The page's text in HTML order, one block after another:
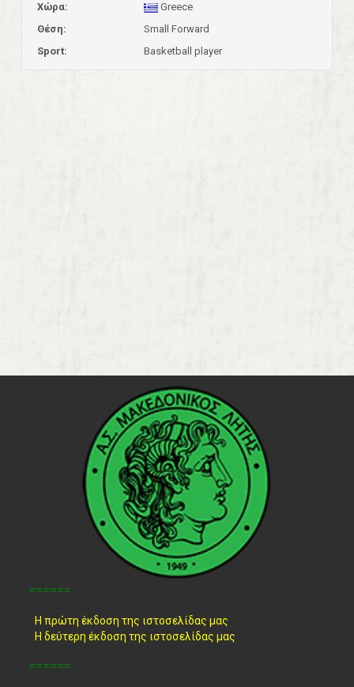
Χώρα:
Greece
Θέση:
Small Forward
Sport:
Basketball player
======
Η πρώτη έκδοση της ιστοσελίδας μας
Η δεύτερη έκδοση της ιστοσελίδας μας
======